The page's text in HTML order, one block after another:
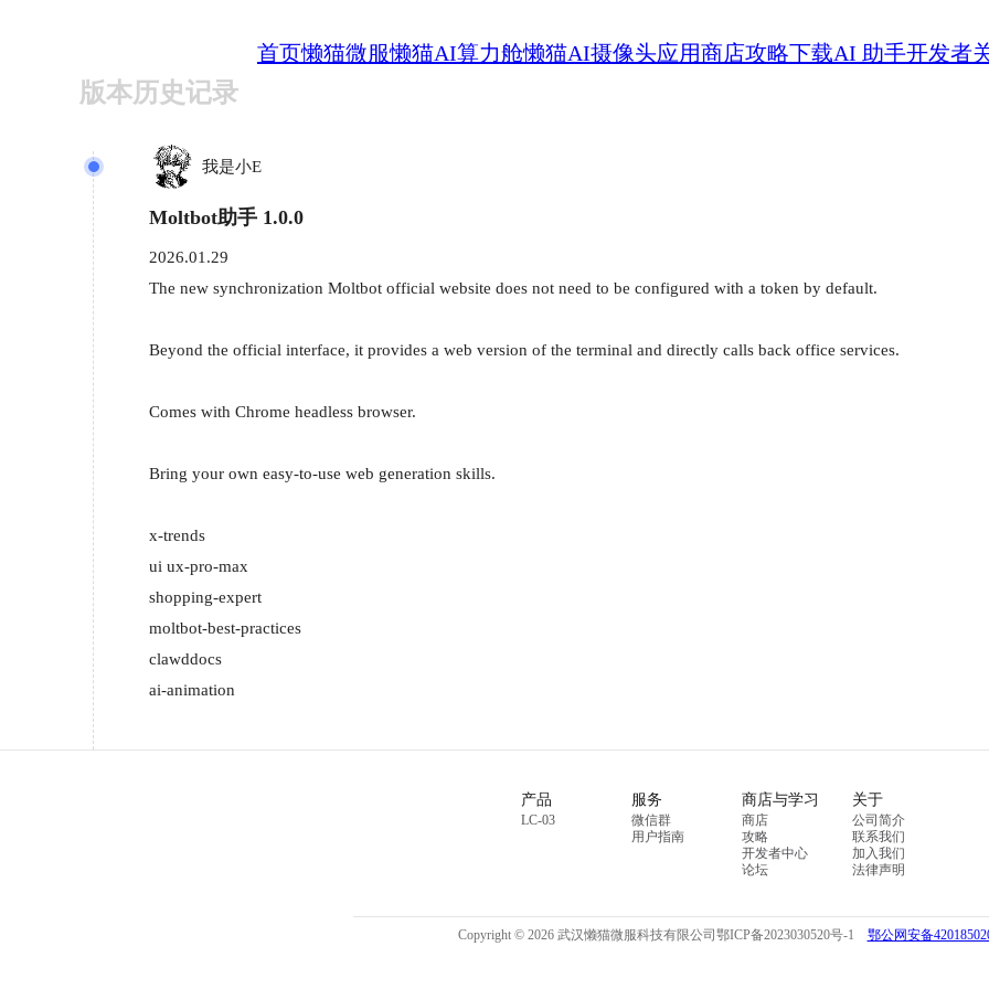
首页懒猫微服懒猫AI算力舱懒猫AI摄像头应用商店攻略下载AI 助手开发者
版本历史记录
我是小E
Moltbot助手 1.0.0
2026.01.29
The new synchronization Moltbot official website does not need to be configured with a token by default.
Beyond the official interface, it provides a web version of the terminal and directly calls back office services.
Comes with Chrome headless browser.
Bring your own easy-to-use web generation skills.
x-trends
ui ux-pro-max
shopping-expert
moltbot-best-practices
clawddocs
ai-animation
产品
LC-03
服务
微信群
用户指南
商店与学习
商店
攻略
开发者中心
论坛
关于
公司简介
联系我们
加入我们
法律声明
Copyright © 2026 武汉懒猫微服科技有限公司鄂ICP备2023030520号-1 鄂公网安备